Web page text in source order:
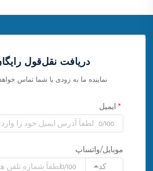
دریافت نقل‌قول
نماینده ما به زودی با شما تماس
ایمیل
0/100
موبایل/واتساپ
کد
0/100